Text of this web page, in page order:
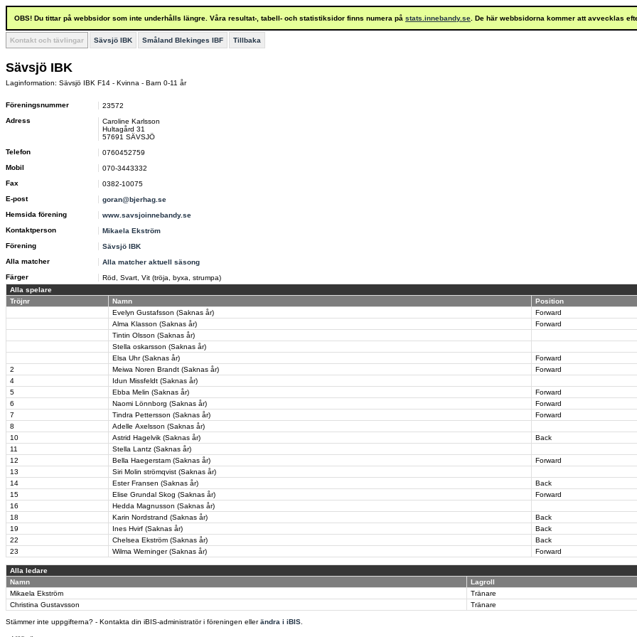
OBS! Du tittar på webbsidor som inte underhålls längre. Våra resultat-, tabell- och statistiksidor finns numera på stats.innebandy.se . De här webbsidorna kommer att avvecklas
Kontakt och tävlingar Sävsjö IBK Småland Blekinges IBF Tillbaka
Sävsjö IBK
Laginformation: Sävsjö IBK F14 - Kvinna - Barn 0-11 år
Föreningsnummer
23572
Adress
Caroline Karlsson
Hultagård 31
57691 SÄVSJÖ
Telefon
0760452759
Mobil
070-3443332
Fax
0382-10075
E-post
goran@bjerhag.se
Hemsida förening
www.savsjoinnebandy.se
Kontaktperson
Mikaela Ekström
Förening
Sävsjö IBK
Alla matcher
Alla matcher aktuell säsong
Färger
Röd, Svart, Vit (tröja, byxa, strumpa)
Alla spelare
Tröjnr
Namn
Position
Evelyn Gustafsson (Saknas år)
Forward
Alma Klasson (Saknas år)
Forward
Tintin Olsson (Saknas år)
Stella oskarsson (Saknas år)
Elsa Uhr (Saknas år)
Forward
2
Meiwa Noren Brandt (Saknas år)
Forward
4
Idun Missfeldt (Saknas år)
5
Ebba Melin (Saknas år)
Forward
6
Naomi Lönnborg (Saknas år)
Forward
7
Tindra Pettersson (Saknas år)
Forward
8
Adelle Axelsson (Saknas år)
10
Astrid Hagelvik (Saknas år)
Back
11
Stella Lantz (Saknas år)
12
Bella Haegerstam (Saknas år)
Forward
13
Siri Molin strömqvist (Saknas år)
14
Ester Fransen (Saknas år)
Back
15
Elise Grundal Skog (Saknas år)
Forward
16
Hedda Magnusson (Saknas år)
18
Karin Nordstrand (Saknas år)
Back
19
Ines Hvirf (Saknas år)
Back
22
Chelsea Ekström (Saknas år)
Back
23
Wilma Werninger (Saknas år) Forward
Alla ledare
Namn
Lagroll
Mikaela Ekström
Tränare
Christina Gustavsson
Tränare
Stämmer inte uppgifterna? - Kontakta din iBIS-administratör i föreningen ellerändra i iBIS